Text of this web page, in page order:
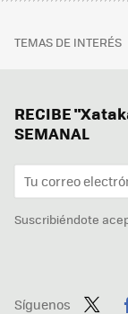
TEMAS DE INTERÉS
RECIBE
SEMANAL
Suscribiéndote
Síguenos